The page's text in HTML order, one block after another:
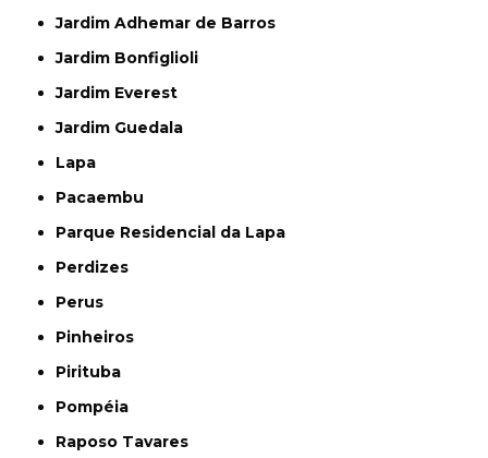
Jardim Adhemar de Barros
Jardim Bonfiglioli
Jardim Everest
Jardim Guedala
Lapa
Pacaembu
Parque Residencial da Lapa
Perdizes
Perus
Pinheiros
Pirituba
Pompéia
Raposo Tavares